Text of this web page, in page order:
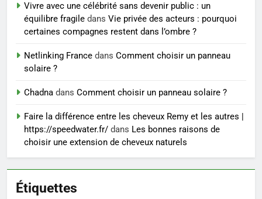
7
Prévenir les chutes chez les
exercices
BIEN ÊTRE
8
trouver un accompagnement
sérieux à un tarif juste ?
BIEN ÊTRE
Vivre avec une célébrité sans devenir public : un
équilibre fragile dans Vie privée des acteurs : pourquoi
certaines compagnes restent dans l’ombre ?
Netlinking France dans Comment choisir un panneau
solaire ?
Chadna dans Comment choisir un panneau solaire ?
Faire la différence entre les cheveux Remy et les autres |
https://speedwater.fr/ dans Les bonnes raisons de
choisir une extension de cheveux naturels
Étiquettes